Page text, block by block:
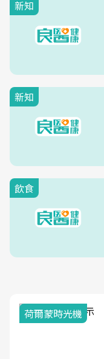
新知
新知
飲食
荷爾蒙時光機